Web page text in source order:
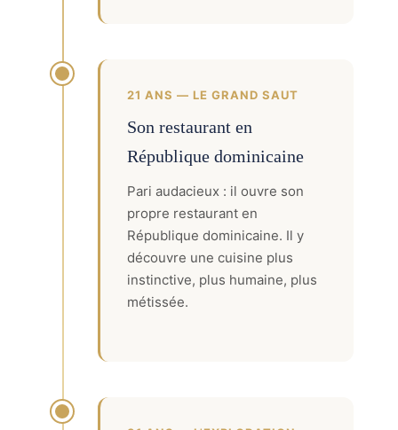
21 ANS — LE GRAND SAUT
Son restaurant en
République dominicaine
Pari audacieux : il ouvre son
propre restaurant en
République dominicaine. Il y
découvre une cuisine plus
instinctive, plus humaine, plus
métissée.